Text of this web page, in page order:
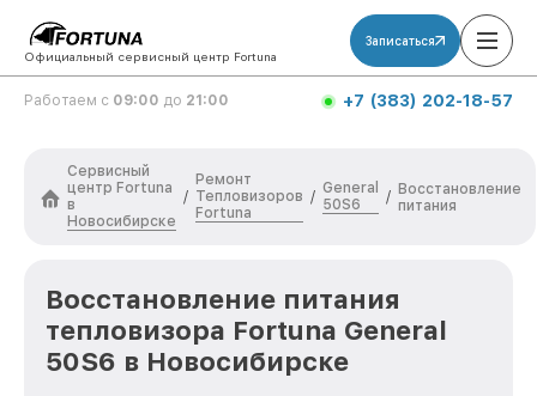
Официальный сервисный центр Fortuna
Записаться
Работаем с 09:00 до 21:00 +7 (383) 202-18-57
Сервисный
центр Fortuna
в
Новосибирске
/
Ремонт
Тепловизоров
Fortuna
/
General
50S6
/ Восстановление
питания
Восстановление питания
тепловизора Fortuna General
50S6 в Новосибирске